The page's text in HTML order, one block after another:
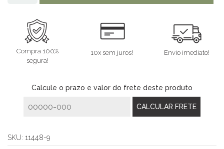
Compra 100%
segura!
10x sem juros! Envio imediato!
Calcule o prazo e valor do frete deste produto
SKU: 11448-9